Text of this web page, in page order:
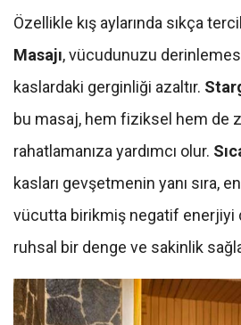
Özellikle kış aylarında sıkça
Masajı, vücudunuzu
kaslardaki gerginliği azaltır.
bu masaj, hem fiziksel hem de
rahatlamanıza yardımcı olur.
kasları gevşetmenin yanı sıra,
vücutta birikmiş negatif enerjiyi
ruhsal bir denge ve sakinlik